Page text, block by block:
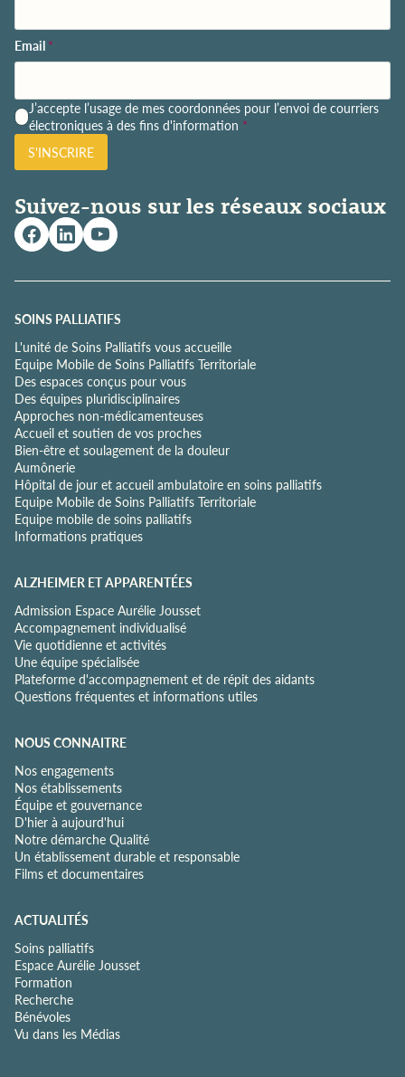
Email *
P
o
l
t
q
u
e
e
o
n
f
i
d
e
n
t
i
a
l
i
t
é
J’accepte l’usage de mes coordonnées pour l’envoi de courriers
électroniques à des fins d'information *
S'INSCRIRE
Suivez-nous sur les réseaux sociaux
SOINS PALLIATIFS
L'unité de Soins Palliatifs vous accueille
Equipe Mobile de Soins Palliatifs Territoriale
Des espaces conçus pour vous
Des équipes pluridisciplinaires
Approches non-médicamenteuses
Accueil et soutien de vos proches
Bien-être et soulagement de la douleur
Aumônerie
Hôpital de jour et accueil ambulatoire en soins palliatifs
Equipe Mobile de Soins Palliatifs Territoriale
Equipe mobile de soins palliatifs
Informations pratiques
ALZHEIMER ET APPARENTÉES
Admission Espace Aurélie Jousset
Accompagnement individualisé
Vie quotidienne et activités
Une équipe spécialisée
Plateforme d'accompagnement et de répit des aidants
Questions fréquentes et informations utiles
NOUS CONNAITRE
Nos engagements
Nos établissements
Équipe et gouvernance
D'hier à aujourd'hui
Notre démarche Qualité
Un établissement durable et responsable
Films et documentaires
ACTUALITÉS
Soins palliatifs
Espace Aurélie Jousset
Formation
Recherche
Bénévoles
Vu dans les Médias